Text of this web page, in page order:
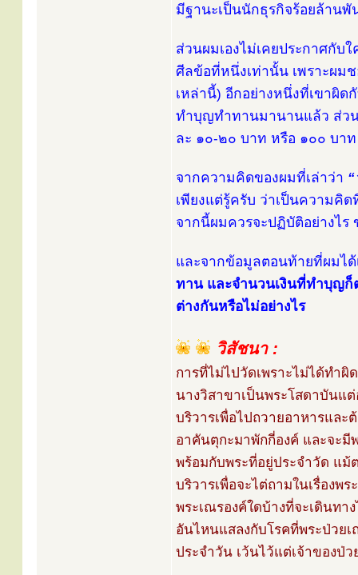
มีฐานะเป็นนักธุรกิจร้อยล้าน
ส่วนผมเองไม่เคยประกาศกับ
ศีลข้อที่หนึ่งเท่านั้น เพราะผม
เหล่านี้) อีกอย่างหนึ่งที่เขาผิด
ทำบุญทำทานมานานแล้ว ส่วน
ละ ๑๐-๒๐ บาท หรือ ๑๐๐ บาท
จากความคิดของผมที่เล่าว่า
เพียงแต่รู้ครับ ว่าเป็นความคิ
จากนี้ผมควรจะปฏิบัติอย่างไ
และจากข้อมูลตอนท้ายที่ผมไ
ทาน และจำนวนเงินที่ทำบุญก็
ต่างกันหรือไม่อย่างไร
วิสัชนา :
การที่ไม่ไปวัดเพราะไม่ได้ทำ
นางวิสาขาเป็นพระโสดาบันแ
บริวารเพื่อไปถวายอาหารและ
อาคันตุกะมาพักกี่องค์ และจะมี
พร้อมกับพระที่อยู่ประจำวัด แม้
บริวารเพื่อจะไต่ถามในเรื่อง
พระเณรองค์ใดบ้างที่จะเดินทา
อันไหนแสลงกับโรคที่พระป่วย
ประจำวัน เว้นไว้แต่เจ้าของป่ว